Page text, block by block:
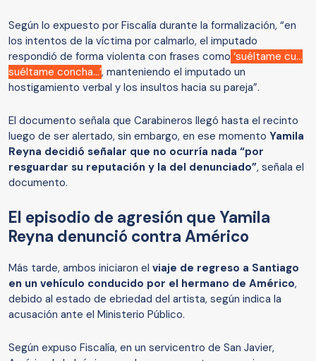
Según lo expuesto por Fiscalía durante la formalización, “en
los intentos de la víctima por calmarlo, el imputado
respondió de forma violenta con frases como ‘suéltame cu...
suéltame concha...’, manteniendo el imputado un
hostigamiento verbal y los insultos hacia su pareja”.
El documento señala que Carabineros llegó hasta el recinto
luego de ser alertado, sin embargo, en ese momento Yamila
Reyna decidió señalar que no ocurría nada “por
resguardar su reputación y la del denunciado”, señala el
documento.
El episodio de agresión que Yamila
Reyna denunció contra Américo
Más tarde, ambos iniciaron el viaje de regreso a Santiago
en un vehículo conducido por el hermano de Américo,
debido al estado de ebriedad del artista, según indica la
acusación ante el Ministerio Público.
Según expuso Fiscalía, en un servicentro de San Javier,